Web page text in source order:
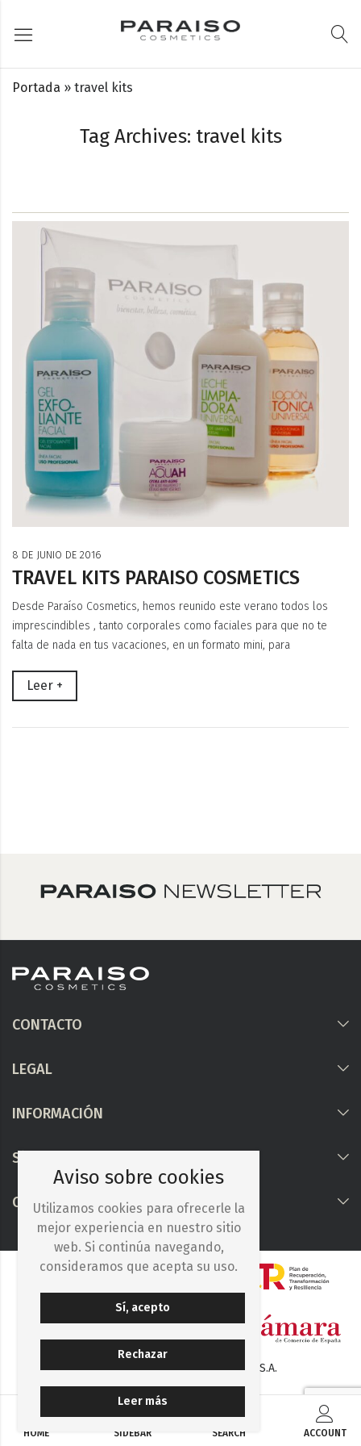
Tag Archives: travel kits
Portada » travel kits
8 DE JUNIO DE 2016
TRAVEL KITS PARAISO COSMETICS
Desde Paraíso Cosmetics, hemos reunido este verano todos los
imprescindibles , tanto corporales como faciales para que no te
falta de nada en tus vacaciones, en un formato mini, para
Leer +
CONTACTO
LEGAL
INFORMACIÓN
Síguenos
COLABORAMOS CON
© 2025. Iberocelulosa Madrileña, S.A.
HOME SIDEBAR SEARCH ACCOUNT
Aviso sobre cookies
Utilizamos cookies para ofrecerle la
mejor experiencia en nuestro sitio
web. Si continúa navegando,
consideramos que acepta su uso.
Sí, acepto
Rechazar
Leer más